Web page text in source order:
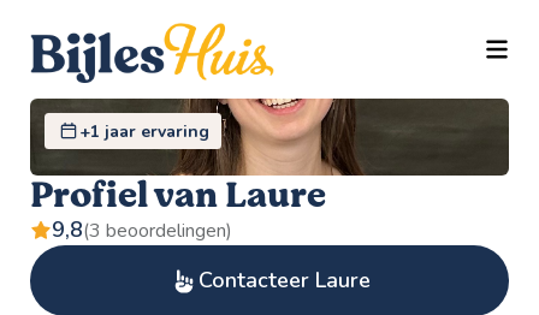
+1 jaar ervaring
Profiel van Laure
9,8(3 beoordelingen)
Contacteer Laure